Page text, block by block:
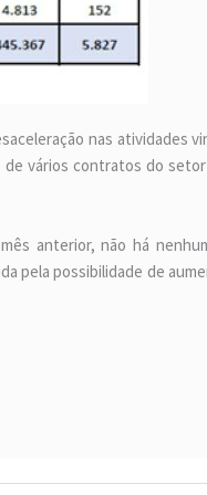
nas atividades
vários contratos do
anterior, não há
pela possibilidade de